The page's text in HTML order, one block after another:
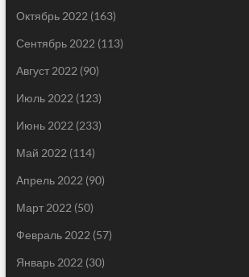
Октябрь 2022 (163)
Сентябрь 2022 (113)
Август 2022 (90)
Июль 2022 (123)
Июнь 2022 (233)
Май 2022 (114)
Апрель 2022 (90)
Март 2022 (50)
Февраль 2022 (57)
Январь 2022 (30)